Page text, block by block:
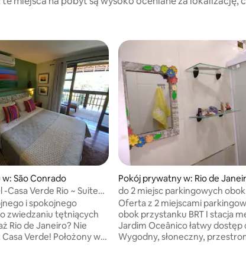
São Conrado
Casa Verde Rio ~ Suite
i spokojnego
zwiedzaniu tętniących
Rio de Janeiro? Nie
Verde! Położony w
Pokój prywatny w: Rio de
do 2 miejsc parkingowych
metra BarraTijuca
Oferta z 2 miejscami
obok przystanku BRT I stacja metra
Jardim Oceânico łatwy dostęp do miasta
Wygodny, słoneczny,